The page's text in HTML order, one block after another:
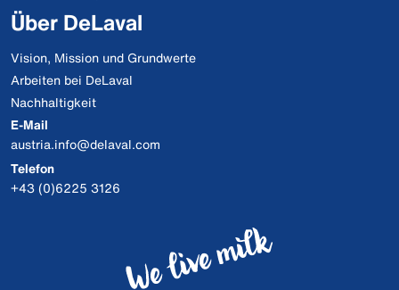
Über DeLaval
Vision, Mission und Grundwerte
Arbeiten bei DeLaval
Nachhaltigkeit
E-Mail
austria.info@delaval.com
Telefon
+43 (0)6225 3126